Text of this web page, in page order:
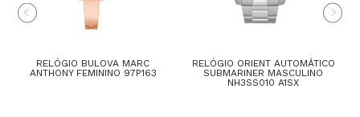
RELÓGIO BULOVA MARC
ANTHONY FEMININO 97P163
RELÓGIO ORIENT AUTOMÁTICO
SUBMARINER MASCULINO
NH3SS010 A1SX